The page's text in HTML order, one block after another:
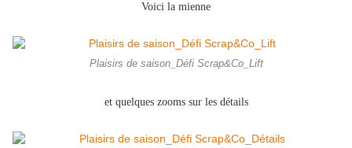
Voici la mienne
Plaisirs de saison_Défi Scrap&Co_Lift
et quelques zooms sur les détails